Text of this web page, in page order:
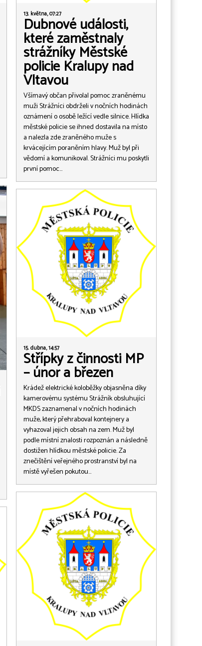
13. května, 07:27
Dubnové události,
které zaměstnaly
strážníky Městské
policie Kralupy nad
Vltavou
Všímavý občan přivolal pomoc zraněnému
muži Strážníci obdrželi v nočních hodinách
oznámení o osobě ležící vedle silnice. Hlídka
městské policie se ihned dostavila na místo
a nalezla zde zraněného muže s
krvácejícím poraněním hlavy. Muž byl při
vědomí a komunikoval. Strážníci mu poskytli
první pomoc…
15. dubna, 14:57
Střípky z činnosti MP
– únor a březen
Krádež elektrické koloběžky objasněna díky
kamerovému systému Strážník obsluhující
MKDS zaznamenal v nočních hodinách
muže, který přehraboval kontejnery a
vyhazoval jejich obsah na zem. Muž byl
podle místní znalosti rozpoznán a následně
dostižen hlídkou městské policie. Za
znečištění veřejného prostranství byl na
místě vyřešen pokutou…